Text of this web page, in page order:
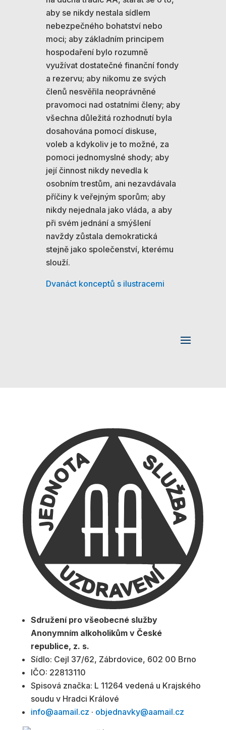
aby se nikdy nestala sídlem
nebezpečného bohatství nebo
moci; aby základním principem
hospodaření bylo rozumně
využívat dostatečné finanční fondy
a rezervu; aby nikomu ze svých
členů nesvěřila neoprávněné
pravomoci nad ostatními členy; aby
všechna důležitá rozhodnutí byla
dosahována pomocí diskuse,
voleb a kdykoliv je to možné, za
pomoci jednomyslné shody; aby
její činnost nikdy nevedla k
osobním trestům, ani nezavdávala
příčiny k veřejným sporům; aby
nikdy nejednala jako vláda, a aby
při svém jednání a smýšlení
navždy zůstala demokratická
stejně jako společenství, kterému
slouží.
Dvanáct konceptů s ilustracemi
Sdružení pro všeobecné služby
Anonymním alkoholikům v České
republice, z. s.
Sídlo: Cejl 37/62, Zábrdovice, 602 00 Brno
IČO: 22813110
Spisová značka: L 11264 vedená u Krajského
soudu v Hradci Králové
info@aamail.cz · objednavky@aamail.cz